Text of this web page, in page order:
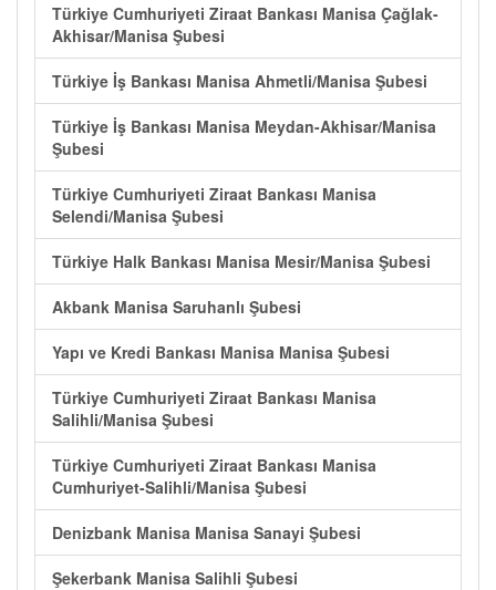
Türkiye Cumhuriyeti Ziraat Bankası Manisa Çağlak-
Akhisar/Manisa Şubesi
Türkiye İş Bankası Manisa Ahmetli/Manisa Şubesi
Türkiye İş Bankası Manisa Meydan-Akhisar/Manisa
Şubesi
Türkiye Cumhuriyeti Ziraat Bankası Manisa
Selendi/Manisa Şubesi
Türkiye Halk Bankası Manisa Mesir/Manisa Şubesi
Akbank Manisa Saruhanlı Şubesi
Yapı ve Kredi Bankası Manisa Manisa Şubesi
Türkiye Cumhuriyeti Ziraat Bankası Manisa
Salihli/Manisa Şubesi
Türkiye Cumhuriyeti Ziraat Bankası Manisa
Cumhuriyet-Salihli/Manisa Şubesi
Denizbank Manisa Manisa Sanayi Şubesi
Şekerbank Manisa Salihli Şubesi